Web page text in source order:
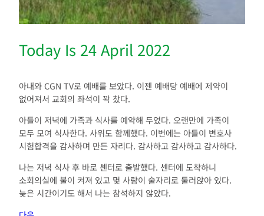
Today Is 24 April 2022
아내와 CGN TV로 예배를 보았다. 이젠 예배당 예배에 제약이
없어져서 교회의 좌석이 꽉 찼다.
아들이 저녁에 가족과 식사를 예약해 두었다. 오랜만에 가족이
모두 모여 식사한다. 사위도 함께했다. 이번에는 아들이 변호사
시험합격을 감사하며 만든 자리다. 감사하고 감사하고 감사하다.
나는 저녁 식사 후 바로 센터로 출발했다. 센터에 도착하니
소회의실에 불이 켜져 있고 몇 사람이 술자리로 둘러앉아 있다.
늦은 시간이기도 해서 나는 참석하지 않았다.